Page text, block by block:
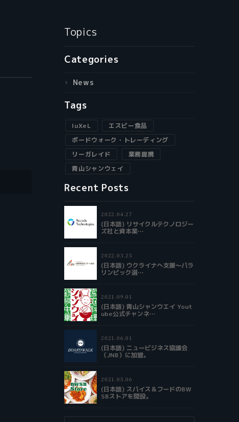
Topics
Categories
News
Tags
luXeL
エスビー食品
ボードウォーク・トレーディング
リーガレイド
業務提携
青山シャンウェイ
Recent Posts
2022.04.27
(日本語) リサイクルテクノロジー
ズ社と資本業…
2022.03.25
(日本語) ウクライナへ支援～パラ
リンピック選…
2021.09.01
(日本語) 青山シャンウエイ Yout
ube公式チャンネ…
2021.06.01
(日本語) ニュービジネス協議会
（JNB）に加盟。
2021.05.06
(日本語) スパイス＆フードのBW
SBストアを開設。